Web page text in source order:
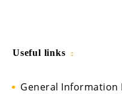
Useful links
General Information